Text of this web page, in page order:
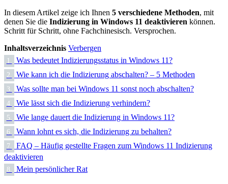
In diesem Artikel zeige ich Ihnen 5 verschiedene Methoden, mit
denen Sie die Indizierung in Windows 11 deaktivieren können.
Schritt für Schritt, ohne Fachchinesisch. Versprochen.
Inhaltsverzeichnis Verbergen
1. Was bedeutet Indizierungsstatus in Windows 11?
2. Wie kann ich die Indizierung abschalten? – 5 Methoden
3. Was sollte man bei Windows 11 sonst noch abschalten?
4. Wie lässt sich die Indizierung verhindern?
5. Wie lange dauert die Indizierung in Windows 11?
6. Wann lohnt es sich, die Indizierung zu behalten?
7.
FAQ – Häufig gestellte Fragen zum Windows 11 Indizierung
deaktivieren
8. Mein persönlicher Rat